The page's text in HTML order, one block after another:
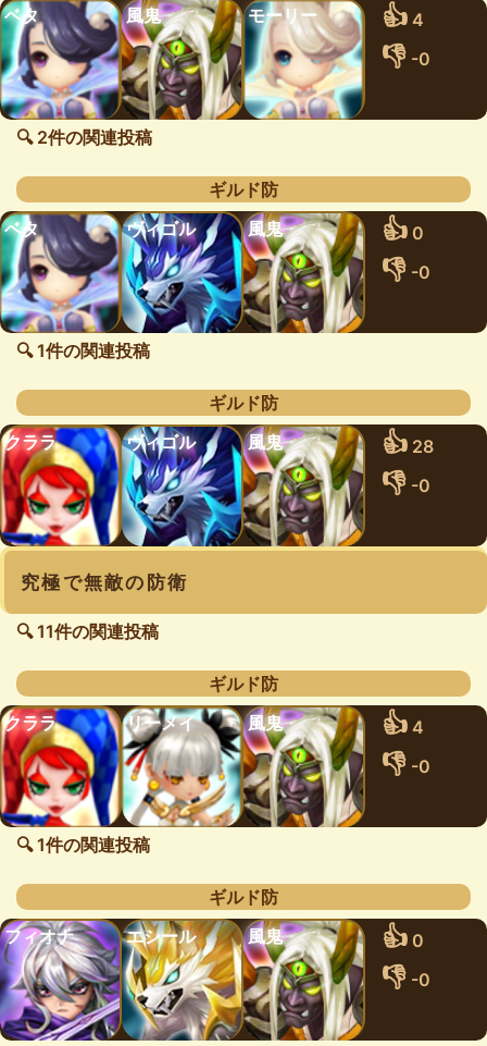
ベタ
風鬼 モーリー 👍 4
👎 -0
🔍 2件の関連投稿
ギルド防
ベタ
ヴィゴル 風鬼 👍 0
👎 -0
🔍 1件の関連投稿
ギルド防
クララ
ヴィゴル 風鬼 👍 28
👎 -0
究極で無敵の防衛
🔍 11件の関連投稿
ギルド防
クララ
リーメイ 風鬼 👍 4
👎 -0
🔍 1件の関連投稿
ギルド防
フィオナ
エシール 風鬼 👍 0
👎 -0